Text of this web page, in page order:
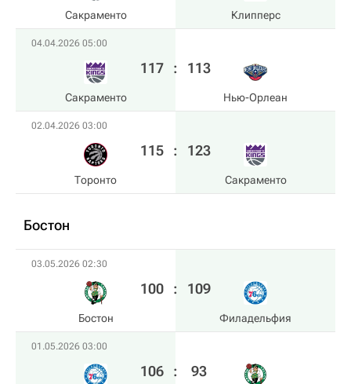
Сакраменто Клипперс
04.04.2026 05:00
Сакраменто
117 : 113
Нью-Орлеан
02.04.2026 03:00
Торонто
115 : 123
Сакраменто
Бостон
03.05.2026 02:30
Бостон
100 : 109
Филадельфия
01.05.2026 03:00
106 : 93